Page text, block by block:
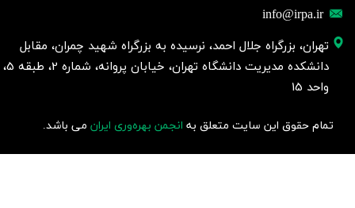
info@irpa.ir
تهران، بزرگراه جلال احمد، نرسیده به بزرگراه شهید چمران، مقابل
دانشکده مدیریت دانشگاه تهران، خیابان پروانه، شماره 2، طبقه 5،
واحد 15
تمام حقوق این سایت متعلق به انجمن بهره‌وری ایران می باشد.